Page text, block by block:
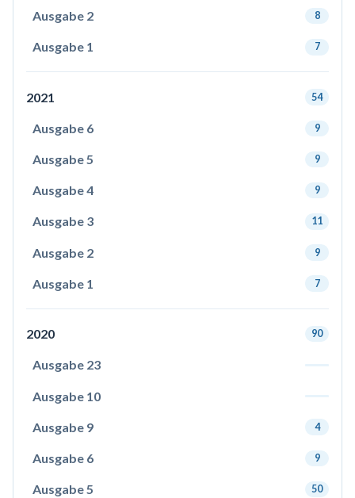
Ausgabe 2 8
Ausgabe 1 7
2021 54
Ausgabe 6 9
Ausgabe 5 9
Ausgabe 4 9
Ausgabe 3 11
Ausgabe 2 9
Ausgabe 1 7
2020 90
Ausgabe 23
Ausgabe 10
Ausgabe 9 4
Ausgabe 6 9
Ausgabe 5 50